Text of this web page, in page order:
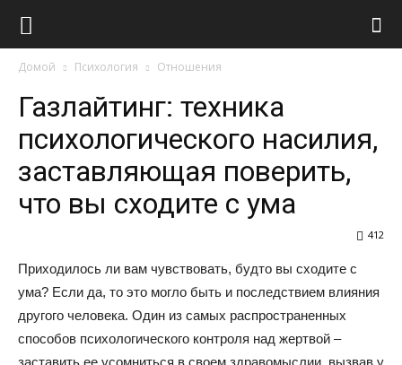
Домой Психология Отношения
Газлайтинг: техника
психологического насилия,
заставляющая поверить,
что вы сходите с ума
412
Приходилось ли вам чувствовать, будто вы сходите с
ума? Если да, то это могло быть и последствием влияния
другого человека. Один из самых распространенных
способов психологического контроля над жертвой –
заставить ее усомниться в своем здравомыслии, вызвав у